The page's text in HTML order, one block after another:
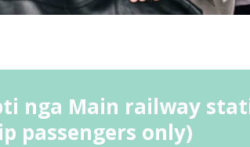
nga Main railway
passengers only)